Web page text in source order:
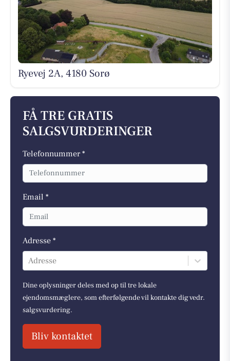
Ryevej 2A, 4180 Sorø
FÅ TRE GRATIS
SALGSVURDERINGER
Telefonnummer *
Email *
Adresse *
Adresse
Dine oplysninger deles med op til tre lokale
ejendomsmæglere, som efterfølgende vil kontakte dig vedr.
salgsvurdering.
Bliv kontaktet